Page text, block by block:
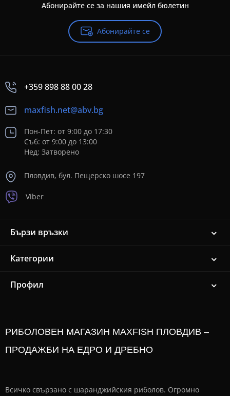
Абонирайте се за нашия имейл бюлетин
Абонирайте се
+359 898 88 00 28
maxfish.net@abv.bg
Пон-Пет: от 9:00 до 17:30
Съб: от 9:00 до 13:00
Нед: Затворено
Пловдив, бул. Пещерско шосе 197
Viber
Бързи връзки
Категории
Профил
РИБОЛОВЕН МАГАЗИН MAXFISH ПЛОВДИВ –
ПРОДАЖБИ НА ЕДРО И ДРЕБНО
Всичко свързано с шаранджийския риболов. Огромно